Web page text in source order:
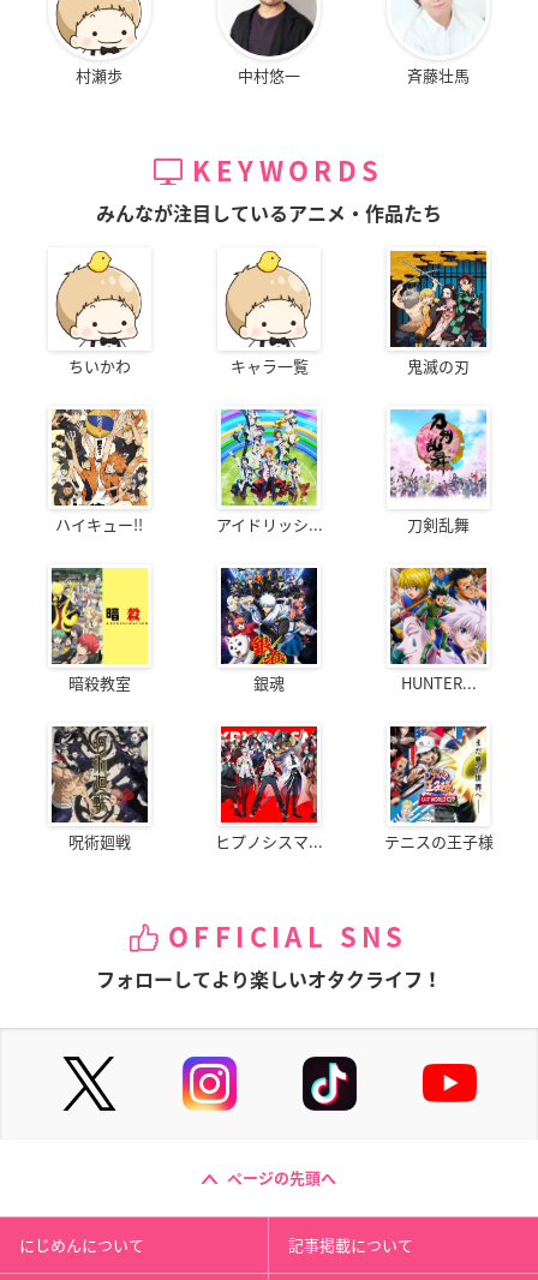
村瀬歩 中村悠一 斉藤壮馬
KEYWORDS
みんなが注目しているアニメ・作品たち
ちいかわ キャラ一覧 鬼滅の刃
ハイキュー!! アイドリッシ... 刀剣乱舞
暗殺教室 銀魂 HUNTER...
呪術廻戦 ヒプノシスマ... テニスの王子様
OFFICIAL SNS
フォローしてより楽しいオタクライフ！
ページの先頭へ
にじめんについて 記事掲載について